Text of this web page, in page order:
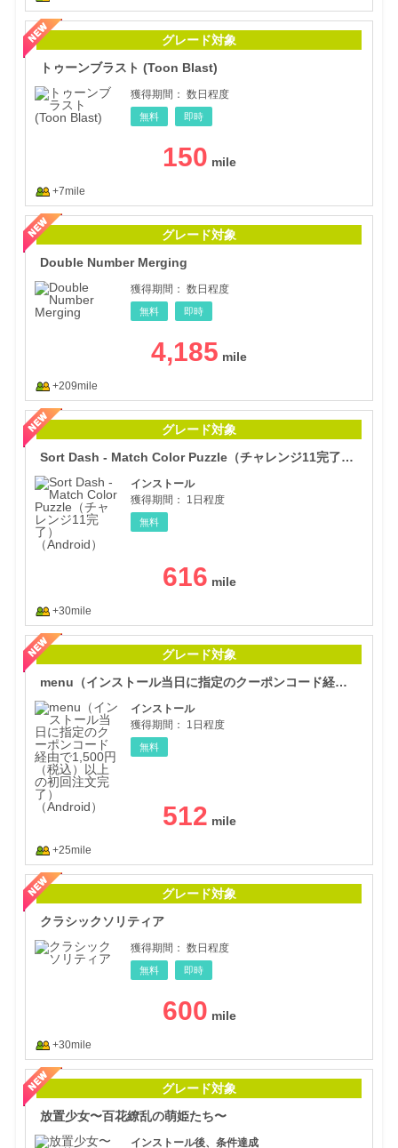
グレード対象
トゥーンブラスト (Toon Blast)
獲得期間： 数日程度
無料 即時
150
+7mile
グレード対象
Double Number Merging
獲得期間： 数日程度
無料 即時
4,185
+209mile
グレード対象
Sort Dash - Match Color Puzzle（チャレンジ11完了）（Android）
インストール
獲得期間：
1日程度
無料
616
+30mile
グレード対象
menu（インストール当日に指定のクーポンコード経由で1,500円（税込）以上の初回注文完了）（Android）
インストール
獲得期間：
1日程度
無料
512
+25mile
グレード対象
クラシックソリティア
獲得期間： 数日程度
無料 即時
600
+30mile
グレード対象
放置少女〜百花繚乱の萌姫たち〜
インストール後、条件達成